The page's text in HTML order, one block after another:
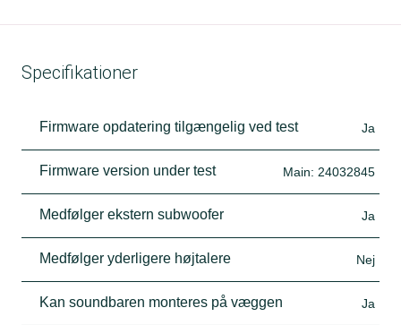
Specifikationer
Firmware opdatering tilgængelig ved test Ja
Firmware version under test Main: 24032845
Medfølger ekstern subwoofer Ja
Medfølger yderligere højtalere Nej
Kan soundbaren monteres på væggen Ja